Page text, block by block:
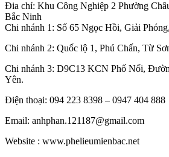
Đia chỉ: Khu Công Nghiệp 2 Phường
Bắc Ninh
Chi nhánh 1: Số 65 Ngọc Hồi, Giải
Chi nhánh 2: Quốc lộ 1, Phú Chấn, Từ
Chi nhánh 3: D9C13 KCN Phố Nối,
Yên.
Điện thoại: 094 223 8398 – 0947 404 888
Email: anhphan.121187@gmail.com
Website : www.phelieumienbac.net